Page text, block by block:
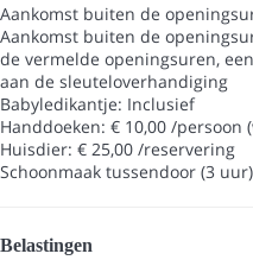
Aankomst buiten de
Aankomst buiten de
de vermelde openingsuren,
aan de sleuteloverhandiging
Babyledikantje: Inclusief
Handdoeken: € 10,00 /persoon
Huisdier: € 25,00 /reservering
Schoonmaak tussendoor (3
Belastingen